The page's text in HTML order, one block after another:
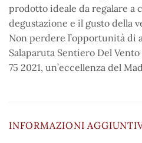
prodotto ideale da regalare a
degustazione e il gusto della
Non perdere l’opportunità di
Salaparuta Sentiero Del
75 2021, un’eccellenza del
INFORMAZIONI